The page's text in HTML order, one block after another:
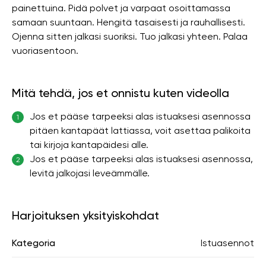
painettuina. Pidä polvet ja varpaat osoittamassa
samaan suuntaan. Hengitä tasaisesti ja rauhallisesti.
Ojenna sitten jalkasi suoriksi. Tuo jalkasi yhteen. Palaa
vuoriasentoon.
Mitä tehdä, jos et onnistu kuten videolla
1
Jos et pääse tarpeeksi alas istuaksesi asennossa
pitäen kantapäät lattiassa, voit asettaa palikoita
tai kirjoja kantapäidesi alle.
2
Jos et pääse tarpeeksi alas istuaksesi asennossa,
levitä jalkojasi leveämmälle.
Harjoituksen yksityiskohdat
Kategoria Istuasennot